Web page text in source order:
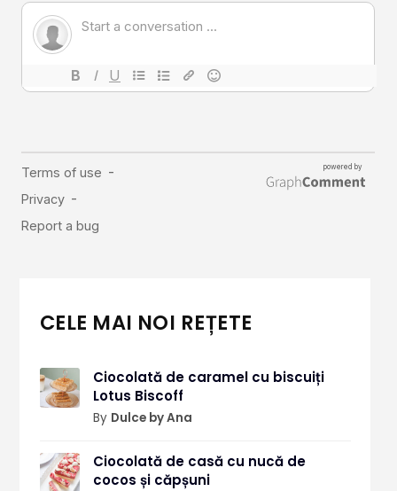
CELE MAI NOI REȚETE
Ciocolată de caramel cu biscuiți
Lotus Biscoff
By Dulce by Ana
Ciocolată de casă cu nucă de
cocos și căpșuni